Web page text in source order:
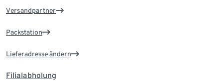
Versandpartner
Packstation
Lieferadresse ändern
Filialabholung